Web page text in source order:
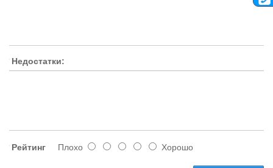
Недостатки:
Рейтинг Плохо Хорошо